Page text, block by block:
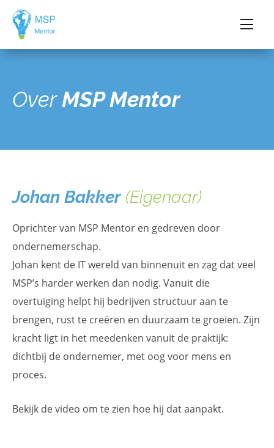
OverMSP Mentor
Johan Bakker (Eigenaar)
Oprichter van MSP Mentor en gedreven door
ondernemerschap.
Johan kent de IT wereld van binnenuit en zag dat veel
MSP’s harder werken dan nodig. Vanuit die
overtuiging helpt hij bedrijven structuur aan te
brengen, rust te creëren en duurzaam te groeien. Zijn
kracht ligt in het meedenken vanuit de praktijk:
dichtbij de ondernemer, met oog voor mens en
proces.
Bekijk de video om te zien hoe hij dat aanpakt.